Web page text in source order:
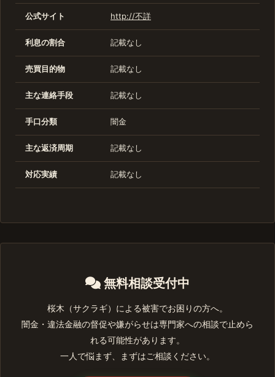
公式サイト http://不詳
利息の割合 記載なし
売買目的物 記載なし
主な連絡手段 記載なし
手口分類 闇金
主な返済周期 記載なし
対応実績 記載なし
無料相談受付中
桜木（サクラギ）による被害でお困りの方へ。
闇金・違法金融の督促や嫌がらせは専門家への相談で止めら
れる可能性があります。
一人で悩まず、まずはご相談ください。